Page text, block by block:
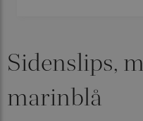
Sidenslips,
marinblå